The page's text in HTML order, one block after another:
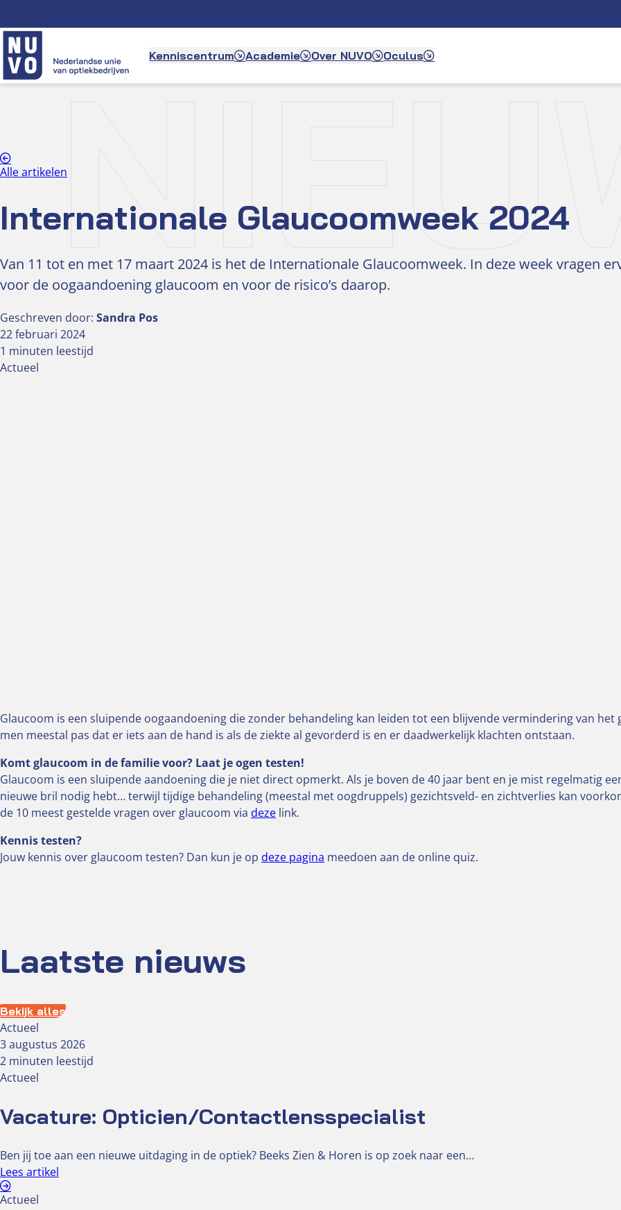
naar
de
inhoud
Kenniscentrum Academie Over NUVO Oculus
Alle artikelen
Internationale Glaucoomweek 2024
Van 11 tot en met 17 maart 2024 is het de Internationale Glaucoomweek. In deze week vragen
voor de oogaandoening glaucoom en voor de risico’s daarop.
Geschreven door: Sandra Pos
22 februari 2024
1 minuten leestijd
Actueel
Glaucoom is een sluipende oogaandoening die zonder behandeling kan leiden tot een blijvende vermindering van
men meestal pas dat er iets aan de hand is als de ziekte al gevorderd is en er daadwerkelijk klachten ontstaan.
Komt glaucoom in de familie voor? Laat je ogen testen!
Glaucoom is een sluipende aandoening die je niet direct opmerkt. Als je boven de 40 jaar bent en je mist regelmatig
nieuwe bril nodig hebt… terwijl tijdige behandeling (meestal met oogdruppels) gezichtsveld- en zichtverlies kan
de 10 meest gestelde vragen over glaucoom via deze link.
Kennis testen?
Jouw kennis over glaucoom testen? Dan kun je op deze pagina meedoen aan de online quiz.
Laatste nieuws
Bekijk alles
Actueel
3 augustus 2026
2 minuten leestijd
Actueel
Vacature: Opticien/Contactlensspecialist
Ben jij toe aan een nieuwe uitdaging in de optiek? Beeks Zien & Horen is op zoek naar een…
Lees artikel
Actueel